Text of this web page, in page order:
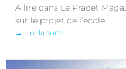
A lire dans Le Pradet
sur le projet de l’école...
→ Lire la suite